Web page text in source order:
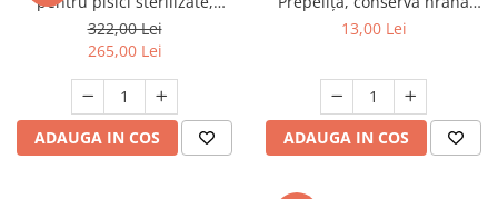
Premium, Club 4 PAWS, 14 kg
322,00 Lei
265,00 Lei
ADAUGA IN COS
umedă fără cereale câini, (în
13,00 Lei
ADAUGA IN COS